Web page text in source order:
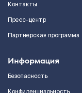
Контакты
Пресс-центр
Партнерская программа
Информация
Безопасность